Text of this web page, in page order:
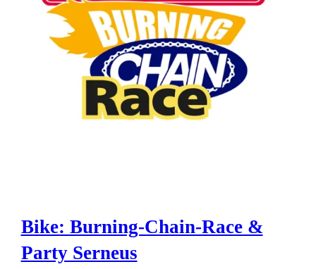
Bike: Burning-Chain-Race &
Party Serneus